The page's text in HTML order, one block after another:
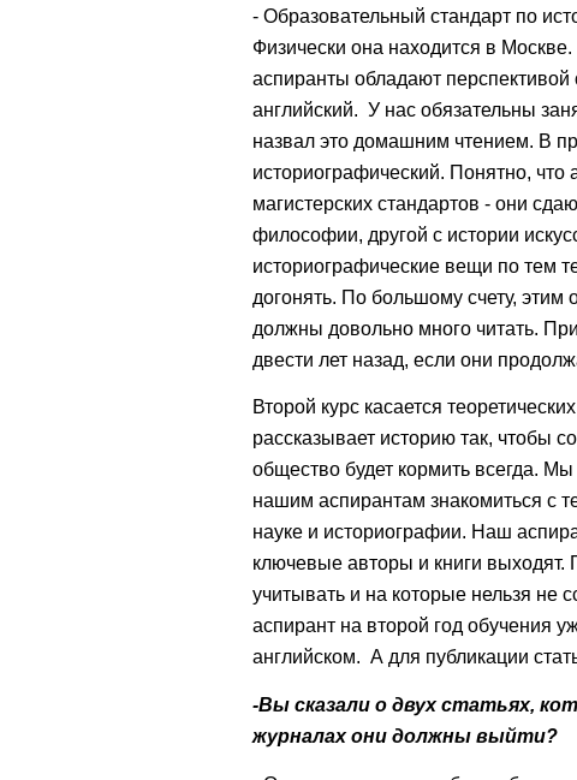
- Образовательный стандарт по
Физически она находится в
аспиранты обладают
английский. У нас обязательны
назвал это домашним чтением. В
историографический. Понятно,
магистерских стандартов - они
философии, другой с истории
историографические вещи по тем
догонять. По большому счету, этим
должны довольно много читать.
двести лет назад, если они
Второй курс касается
рассказывает историю так, чтобы
общество будет кормить всегда.
нашим аспирантам знакомиться с
науке и историографии. Наш
ключевые авторы и книги выходят.
учитывать и на которые нельзя
аспирант на второй год обучения
английском. А для публикации
-Вы сказали о двух статьях,
журналах они должны выйти?